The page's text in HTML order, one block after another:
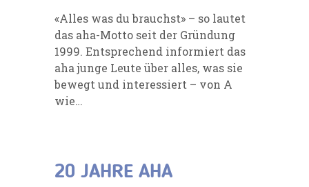
«Alles was du brauchst» – so lautet
das aha-Motto seit der Gründung
1999. Entsprechend informiert das
aha junge Leute über alles, was sie
bewegt und interessiert – von A
wie…
20 JAHRE AHA